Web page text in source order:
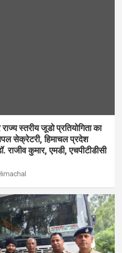
स्तरीय जूडो प्रतियोगिता का
सेक्रेटरी, हिमाचल प्रदेश
राजीव कुमार, एमडी, एचपीटीडीसी